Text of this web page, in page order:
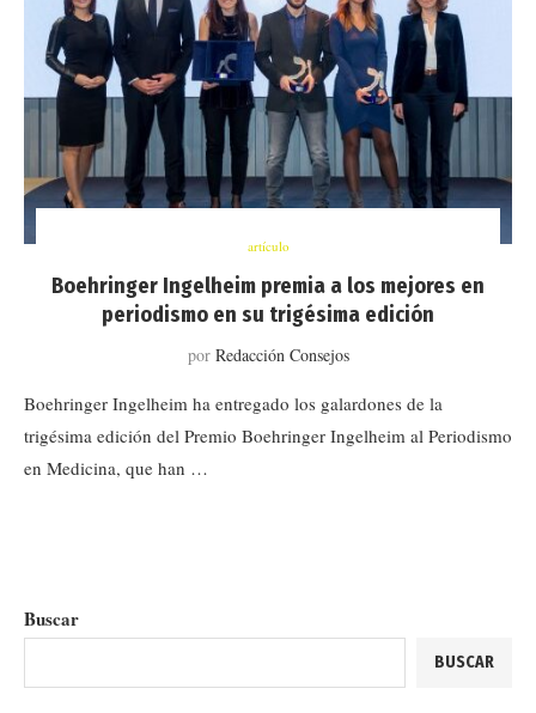
artículo
Boehringer Ingelheim premia a los mejores en
periodismo en su trigésima edición
por Redacción Consejos
Boehringer Ingelheim ha entregado los galardones de la
trigésima edición del Premio Boehringer Ingelheim al Periodismo
en Medicina, que han …
Buscar
BUSCAR